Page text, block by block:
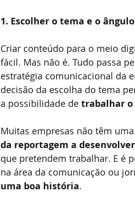
1. Escolher o tema e o
Criar conteúdo para o meio
fácil. Mas não é. Tudo passa
estratégia comunicacional da
decisão da escolha do tema
a possibilidade de trabalhar
Muitas empresas não têm
da reportagem a desenvolver
que pretendem trabalhar. E é
na área da comunicação ou
uma boa história.